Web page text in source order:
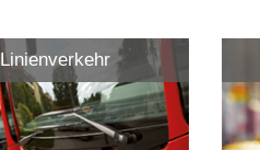
Linienverkehr